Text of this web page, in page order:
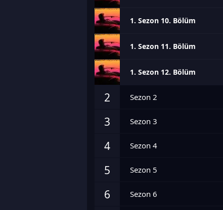
1. Sezon 10. Bölüm
1. Sezon 11. Bölüm
1. Sezon 12. Bölüm
2 Sezon 2
3 Sezon 3
4 Sezon 4
5 Sezon 5
6 Sezon 6